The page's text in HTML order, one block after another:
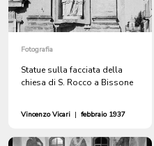
Fotografia
Statue sulla facciata della
chiesa di S. Rocco a Bissone
Vincenzo Vicari | febbraio 1937